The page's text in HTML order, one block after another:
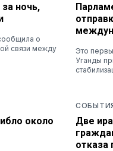
ночь,
о
связи между
Это
Уганды
около
Две
отказа